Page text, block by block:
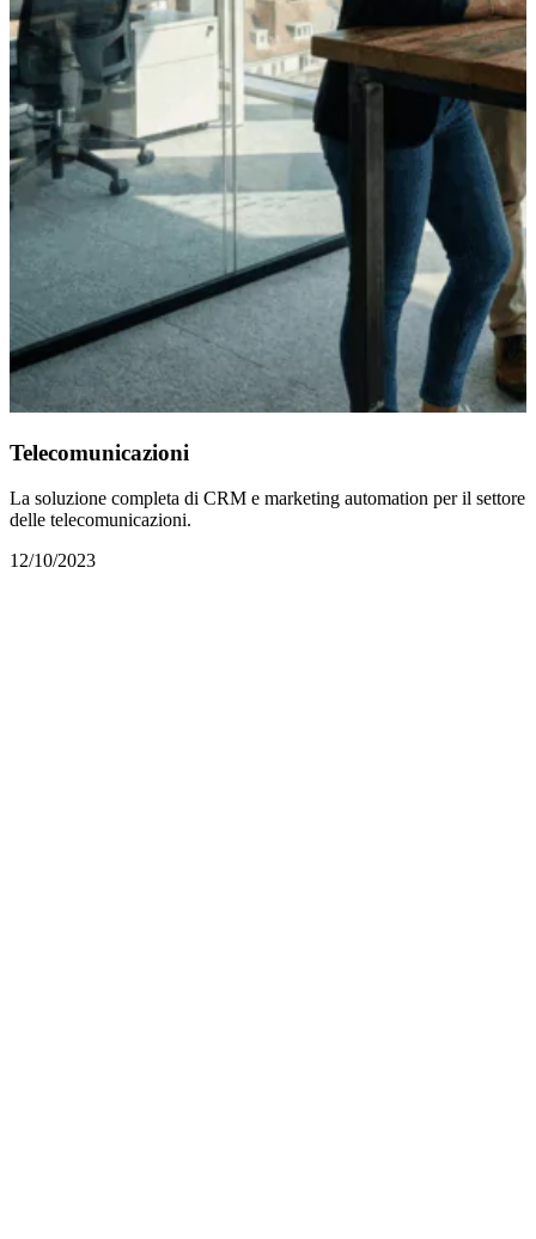
Telecomunicazioni
La soluzione completa di CRM e marketing automation per il settore
delle telecomunicazioni.
12/10/2023